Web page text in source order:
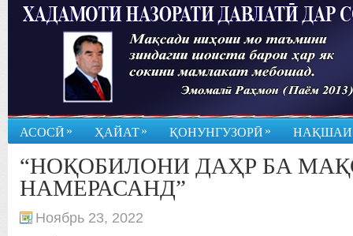
АСОСӢ » ҲАЙАТ» ҚОНУНГУЗОРӢ »
“НОҚОБИЛОНИ ДАҲР БА
НАМЕРАСАНД”
Ноябрь 23, 2022